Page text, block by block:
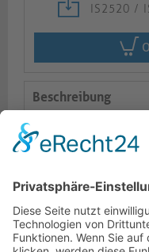
IS2520 /
Beschreibung
Logistik
Varianten
Dokumente